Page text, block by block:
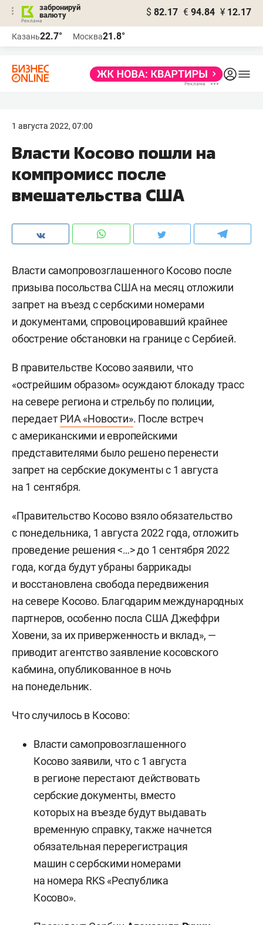
забронируй
валюту
$ 82.17 € 94.84 ¥ 12.17
Казань22.7° Москва21.8°
1 августа 2022, 07:00
Власти Косово пошли на
компромисс после
вмешательства США
Власти самопровозглашенного Косово после
призыва посольства США на месяц отложили
запрет на въезд с сербскими номерами
и документами, спровоцировавший крайнее
обострение обстановки на границе с Сербией.
В правительстве Косово заявили, что
«острейшим образом» осуждают блокаду трасс
на севере региона и стрельбу по полиции,
передаетРИА «Новости». После встреч
с американскими и европейскими
представителями было решено перенести
запрет на сербские документы с 1 августа
на 1 сентября.
«Правительство Косово взяло обязательство
с понедельника, 1 августа 2022 года, отложить
проведение решения <…> до 1 сентября 2022
года, когда будут убраны баррикады
и восстановлена свобода передвижения
на севере Косово. Благодарим международных
партнеров, особенно посла США Джеффри
Ховени, за их приверженность и вклад», —
приводит агентство заявление косовского
кабмина, опубликованное в ночь
на понедельник.
Что случилось в Косово:
Власти самопровозглашенного
Косово заявили, что с 1 августа
в регионе перестают действовать
сербские документы, вместо
которых на въезде будут выдавать
временную справку, также начнется
обязательная перерегистрация
машин с сербскими номерами
на номера RKS «Республика
Косово».